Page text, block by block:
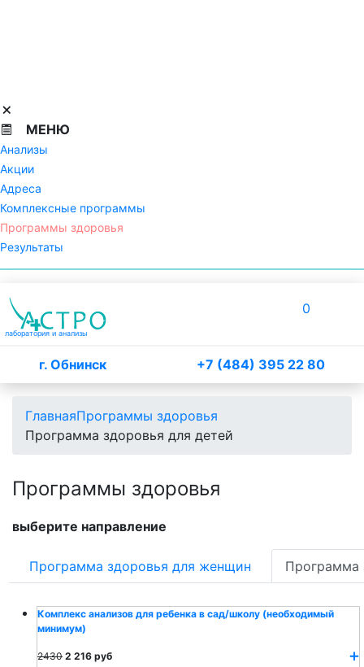
МЕНЮ
Анализы
Акции
Адреса
Комплексные программы
Программы здоровья
Результаты
лаборатория и анализы
г. Обнинск +7 (484) 395 22 80
0
ГлавнаяПрограммы здоровья
Программа здоровья для детей
Программы здоровья
выберите направление
Программа здоровья для женщин Программа
Комплекс анализов для ребенка в сад/школу (необходимый
минимум)
2430 2 216 руб